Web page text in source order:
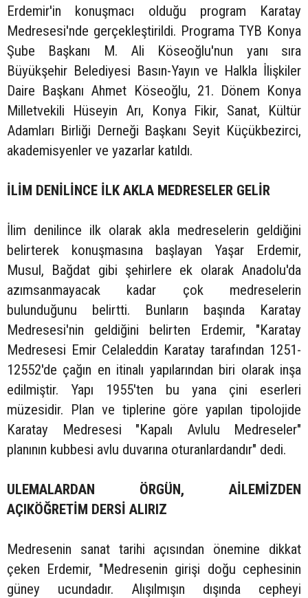
Erdemir'in konuşmacı olduğu program Karatay
Medresesi'nde gerçekleştirildi. Programa TYB Konya
Şube Başkanı M. Ali Köseoğlu'nun yanı sıra
Büyükşehir Belediyesi Basın-Yayın ve Halkla İlişkiler
Daire Başkanı Ahmet Köseoğlu, 21. Dönem Konya
Milletvekili Hüseyin Arı, Konya Fikir, Sanat, Kültür
Adamları Birliği Derneği Başkanı Seyit Küçükbezirci,
akademisyenler ve yazarlar katıldı.
İLİM DENİLİNCE İLK AKLA MEDRESELER GELİR
İlim denilince ilk olarak akla medreselerin geldiğini
belirterek konuşmasına başlayan Yaşar Erdemir,
Musul, Bağdat gibi şehirlere ek olarak Anadolu'da
azımsanmayacak kadar çok medreselerin
bulunduğunu belirtti. Bunların başında Karatay
Medresesi'nin geldiğini belirten Erdemir, "Karatay
Medresesi Emir Celaleddin Karatay tarafından 1251-
12552'de çağın en itinalı yapılarından biri olarak inşa
edilmiştir. Yapı 1955'ten bu yana çini eserleri
müzesidir. Plan ve tiplerine göre yapılan tipolojide
Karatay Medresesi "Kapalı Avlulu Medreseler"
planının kubbesi avlu duvarına oturanlardandır" dedi.
ULEMALARDAN ÖRGÜN, AİLEMİZDEN
AÇIKÖĞRETİM DERSİ ALIRIZ
Medresenin sanat tarihi açısından önemine dikkat
çeken Erdemir, "Medresenin girişi doğu cephesinin
güney ucundadır. Alışılmışın dışında cepheyi